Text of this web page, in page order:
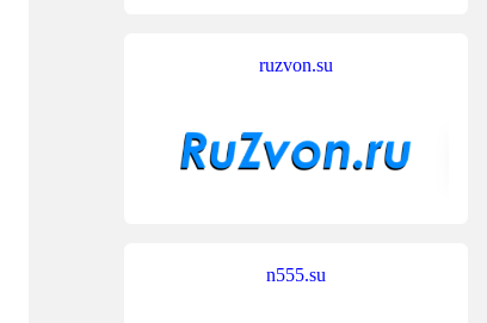
ruzvon.su
n555.su